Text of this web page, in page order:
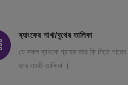
ব্যাংকের শাখা/বুথের তালিকা
যে সকল ব্যাংকে গ্রাহক তার ফি দিতে পারেন
তার একটি তালিকা ।